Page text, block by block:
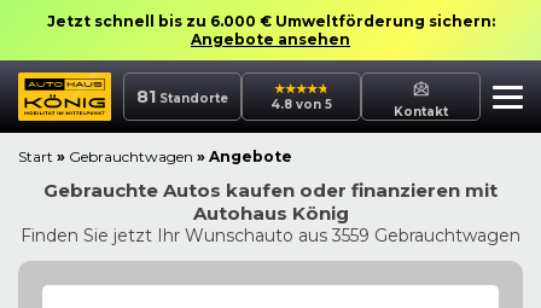
Jetzt schnell bis zu 6.000 € Umweltförderung sichern:
Angebote ansehen
81 Standorte 4.8 von 5 Kontakt
Start » Gebrauchtwagen » Angebote
Gebrauchte Autos kaufen oder finanzieren mit
Autohaus König
Finden Sie jetzt Ihr Wunschauto aus 3559 Gebrauchtwagen